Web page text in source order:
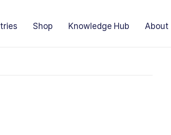
Shop Knowledge Hub About